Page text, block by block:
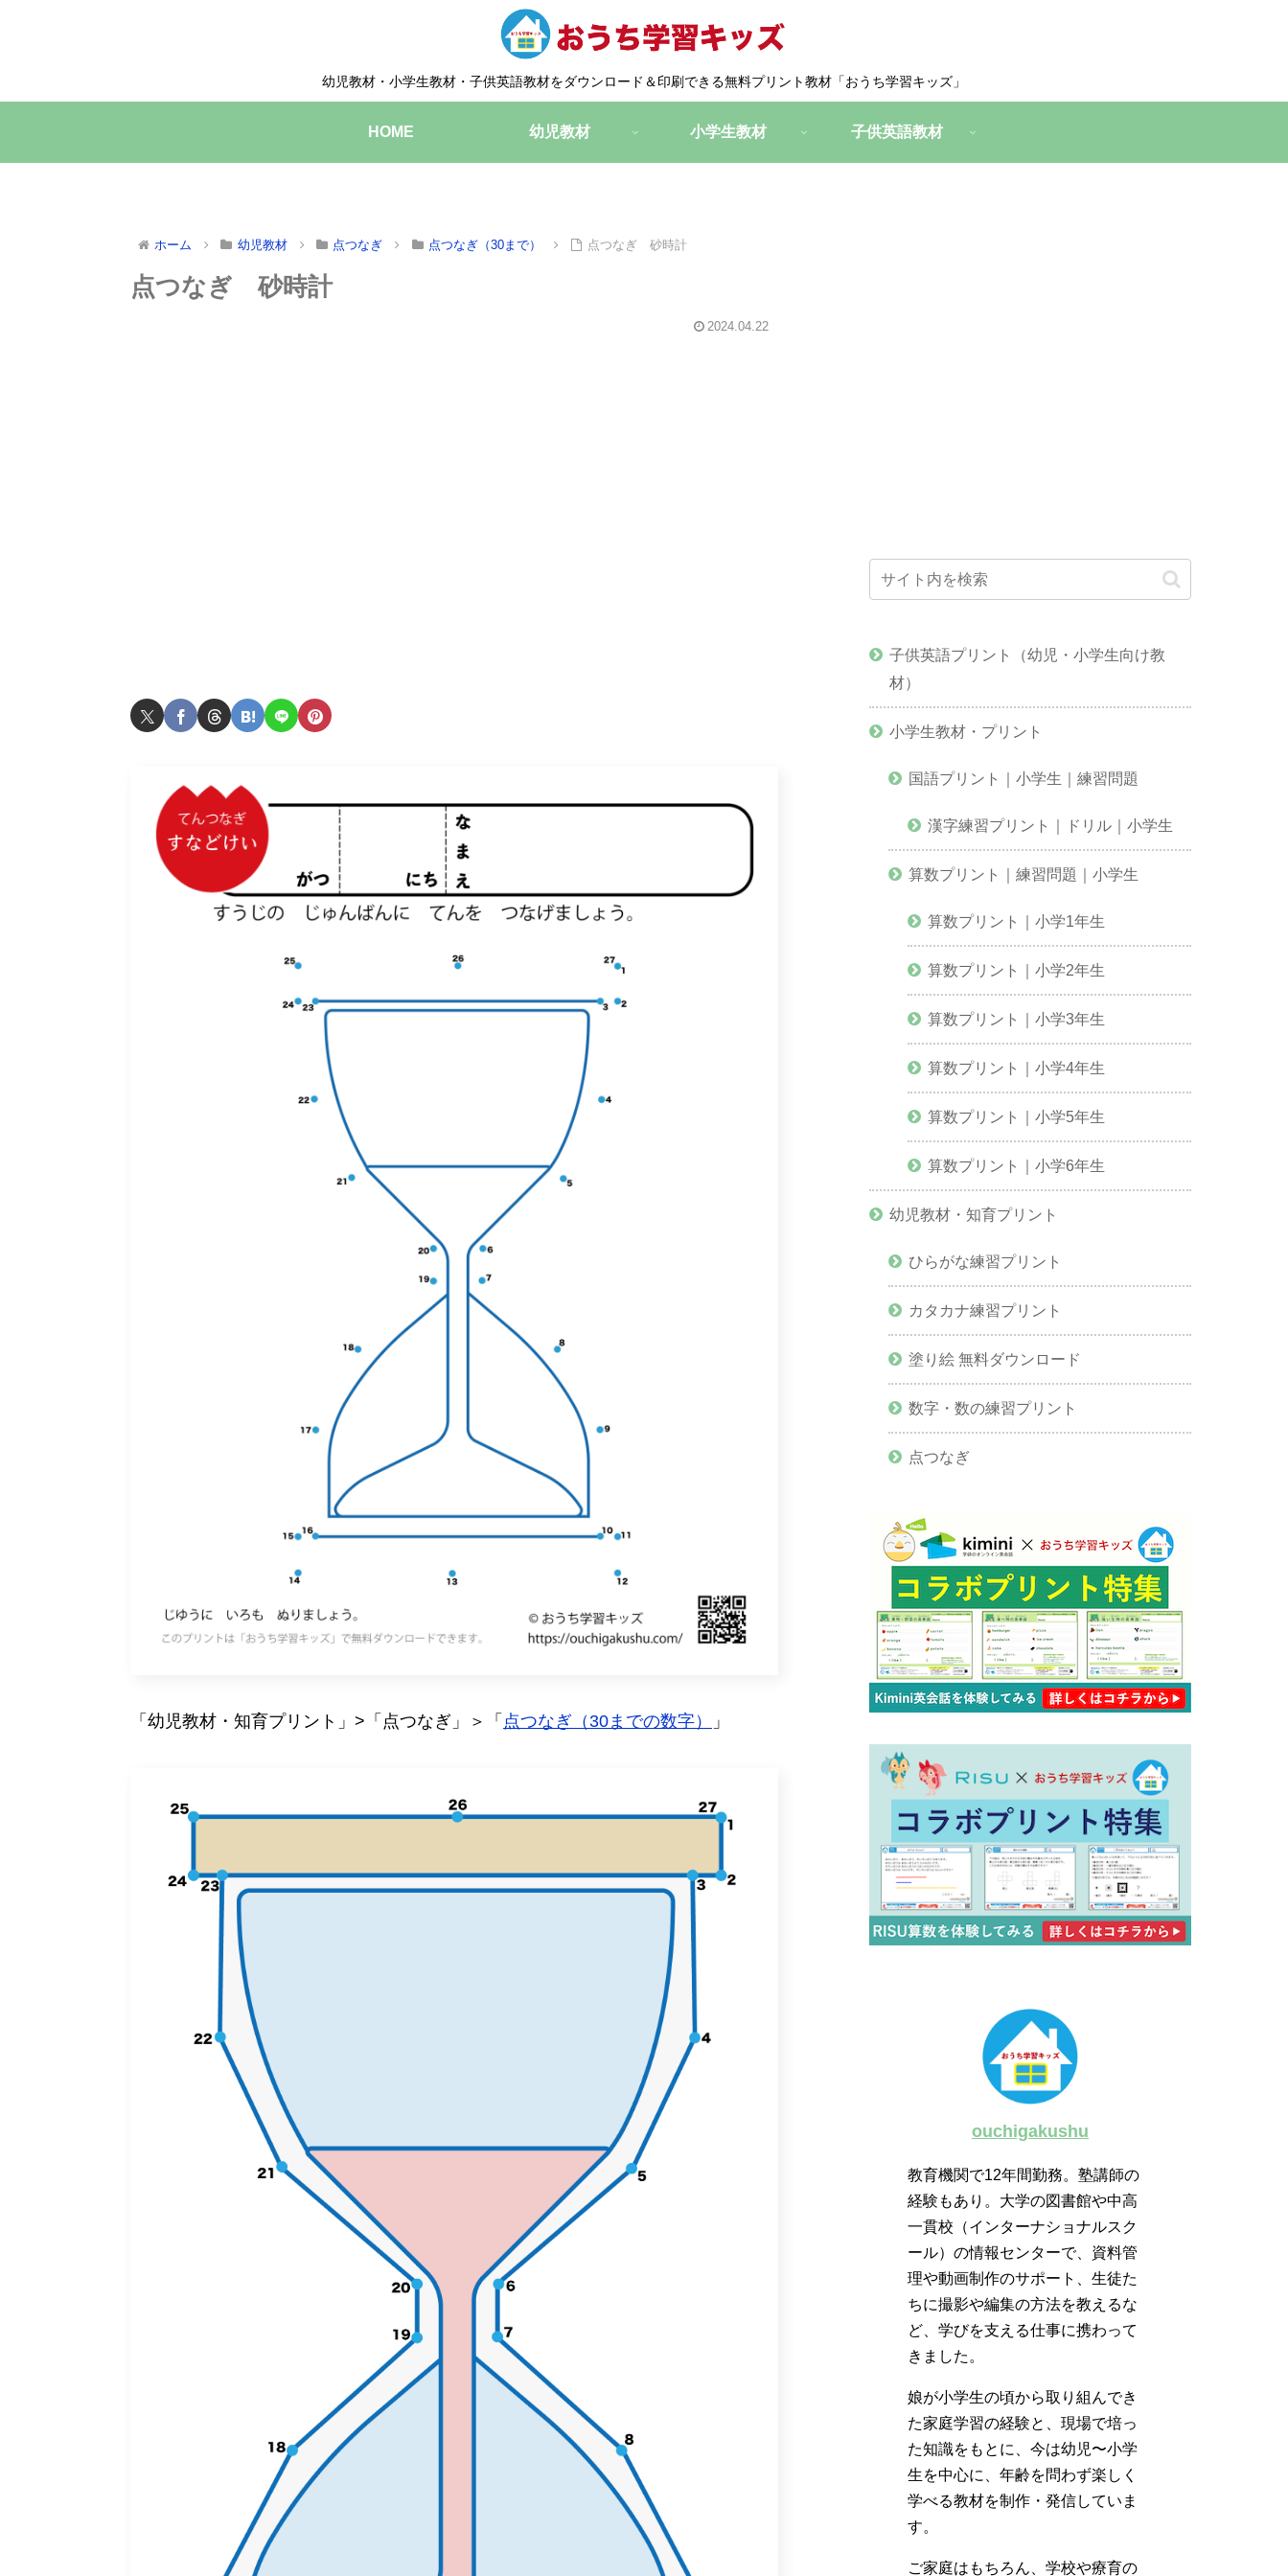
幼児教材・小学生教材・子供英語教材をダウンロード＆印刷できる無料プリント教材「おうち学習キッズ」
HOME 幼児教材 小学生教材 子供英語教材
ホーム 幼児教材 点つなぎ 点つなぎ（30まで） 点つなぎ 砂時計
点つなぎ 砂時計
2024.04.22
「幼児教材・知育プリント」>「点つなぎ」＞「 点つなぎ（30までの数字） 」
子供英語プリント（幼児・小学生向け教
材）
小学生教材・プリント
国語プリント｜小学生｜練習問題
漢字練習プリント｜ドリル｜小学生
算数プリント｜練習問題｜小学生
算数プリント｜小学1年生
算数プリント｜小学2年生
算数プリント｜小学3年生
算数プリント｜小学4年生
算数プリント｜小学5年生
算数プリント｜小学6年生
幼児教材・知育プリント
ひらがな練習プリント
カタカナ練習プリント
塗り絵 無料ダウンロード
数字・数の練習プリント
点つなぎ
ouchigakushu
教育機関で12年間勤務。塾講師の
経験もあり。大学の図書館や中高
一貫校（インターナショナルスク
ール）の情報センターで、資料管
理や動画制作のサポート、生徒た
ちに撮影や編集の方法を教えるな
ど、学びを支える仕事に携わって
きました。
娘が小学生の頃から取り組んでき
た家庭学習の経験と、現場で培っ
た知識をもとに、今は幼児〜小学
生を中心に、年齢を問わず楽しく
学べる教材を制作・発信していま
す。
ご家庭はもちろん、学校や療育の